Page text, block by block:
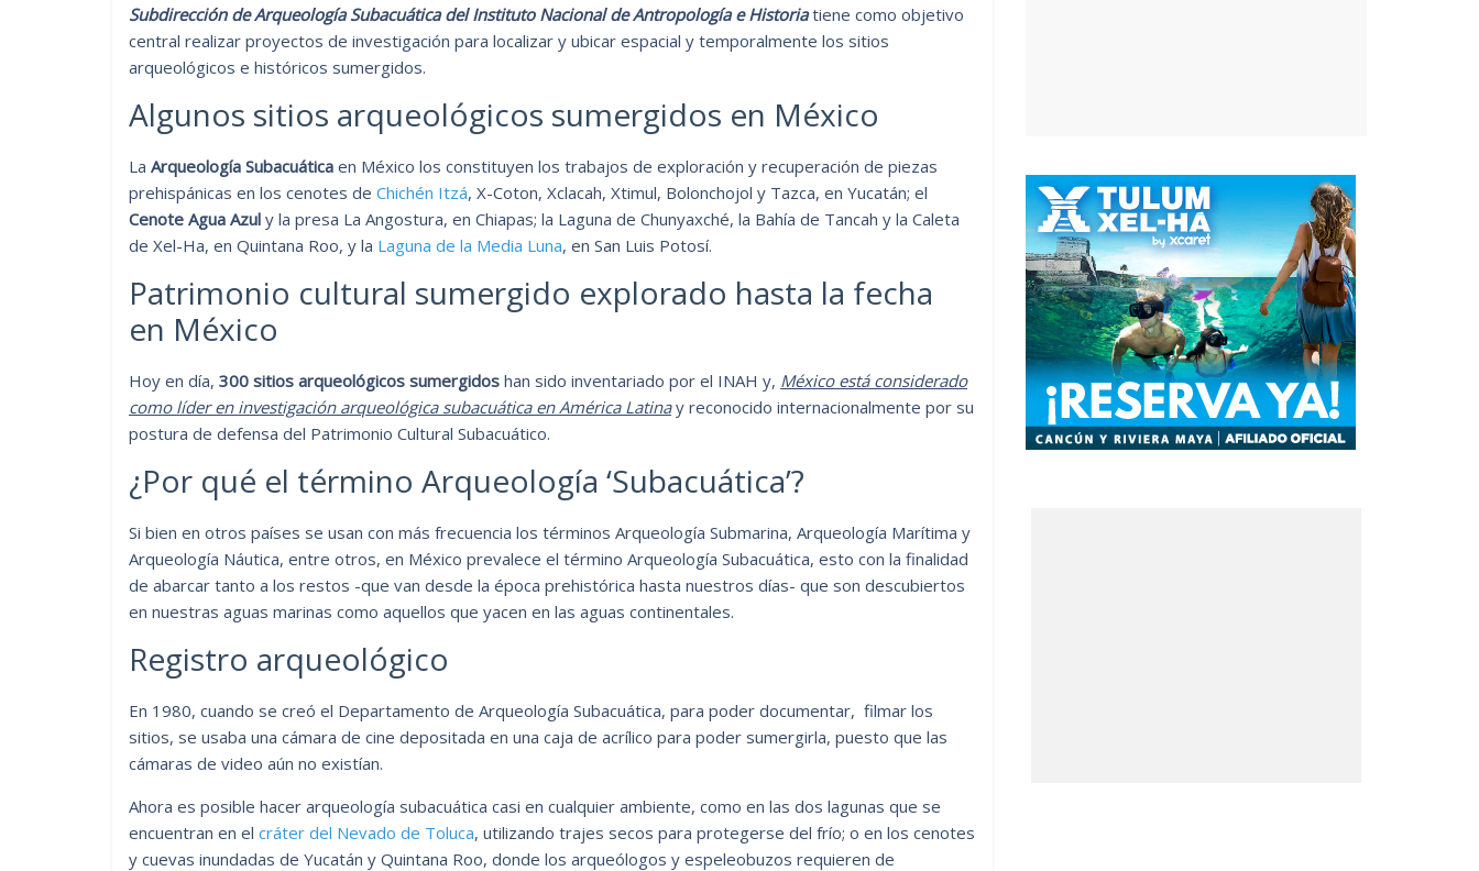
Subdirección de Arqueología Subacuática del Instituto Nacional de Antropología e Historiatiene como objetivo
central realizar proyectos de investigación para localizar y ubicar espacial y temporalmente los sitios
arqueológicos e históricos sumergidos.
Algunos sitios arqueológicos sumergidos en México
La Arqueología Subacuática en México los constituyen los trabajos de exploración y recuperación de piezas
prehispánicas en los cenotes de Chichén Itzá, X-Coton, Xclacah, Xtimul, Bolonchojol y Tazca, en Yucatán; el
Cenote Agua Azul y la presa La Angostura, en Chiapas; la Laguna de Chunyaxché, la Bahía de Tancah y la Caleta
de Xel-Ha, en Quintana Roo, y la Laguna de la Media Luna, en San Luis Potosí.
Patrimonio cultural sumergido explorado hasta la fecha
en México
Hoy en día, 300 sitios arqueológicos sumergidos han sido inventariado por el INAH y, México está considerado
como líder en investigación arqueológica subacuática en América Latinay reconocido internacionalmente por su
postura de defensa del Patrimonio Cultural Subacuático.
¿Por qué el término Arqueología ‘Subacuática’?
Si bien en otros países se usan con más frecuencia los términos Arqueología Submarina, Arqueología Marítima y
Arqueología Náutica, entre otros, en México prevalece el término Arqueología Subacuática, esto con la finalidad
de abarcar tanto a los restos -que van desde la época prehistórica hasta nuestros días- que son descubiertos
en nuestras aguas marinas como aquellos que yacen en las aguas continentales.
Registro arqueológico
En 1980, cuando se creó el Departamento de Arqueología Subacuática, para poder documentar, filmar los
sitios, se usaba una cámara de cine depositada en una caja de acrílico para poder sumergirla, puesto que las
cámaras de video aún no existían.
Ahora es posible hacer arqueología subacuática casi en cualquier ambiente, como en las dos lagunas que se
encuentran en el cráter del Nevado de Toluca, utilizando trajes secos para protegerse del frío; o en los cenotes
y cuevas inundadas de Yucatán y Quintana Roo, donde los arqueólogos y espeleobuzos requieren de